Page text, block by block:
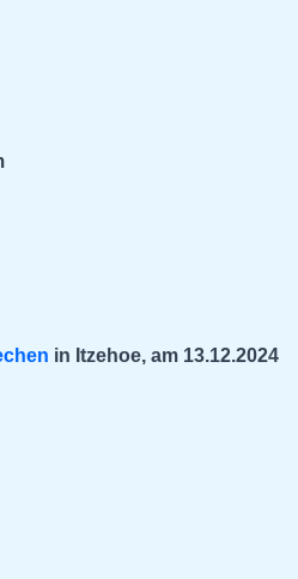
in Itzehoe, am 13.12.2024